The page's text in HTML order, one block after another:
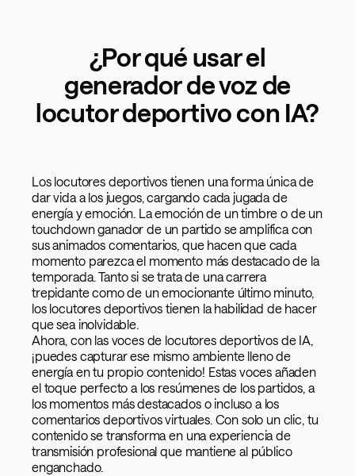
¿Por qué usar el
generador de voz de
locutor deportivo con IA?
Los locutores deportivos tienen una forma única de
dar vida a los juegos, cargando cada jugada de
energía y emoción. La emoción de un timbre o de un
touchdown ganador de un partido se amplifica con
sus animados comentarios, que hacen que cada
momento parezca el momento más destacado de la
temporada. Tanto si se trata de una carrera
trepidante como de un emocionante último minuto,
los locutores deportivos tienen la habilidad de hacer
que sea inolvidable.
Ahora, con las voces de locutores deportivos de IA,
¡puedes capturar ese mismo ambiente lleno de
energía en tu propio contenido! Estas voces añaden
el toque perfecto a los resúmenes de los partidos, a
los momentos más destacados o incluso a los
comentarios deportivos virtuales. Con solo un clic, tu
contenido se transforma en una experiencia de
transmisión profesional que mantiene al público
enganchado.